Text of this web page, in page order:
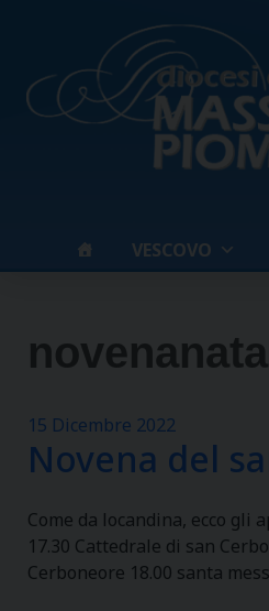
VESCOVO
15 Dicembre 2022
Novena del
Come da locandina, ecco gli
17.30 Cattedrale di san
Cerboneore 18.00 santa